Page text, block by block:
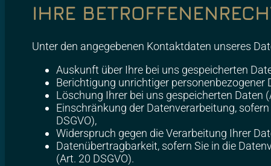
IHRE
Unter den angegebenen Kontaktdaten unseres
Auskunft über Ihre bei uns gespeicherten
Berichtigung unrichtiger personenbezogener
Löschung Ihrer bei uns gespeicherten Daten
Einschränkung der Datenverarbeitung,
DSGVO),
Widerspruch gegen die Verarbeitung Ihrer
Datenübertragbarkeit, sofern Sie in die
(Art. 20 DSGVO).